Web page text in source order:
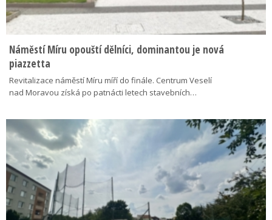
Náměstí Míru opouští dělníci, dominantou je nová
piazzetta
Revitalizace náměstí Míru míří do finále. Centrum Veselí
nad Moravou získá po patnácti letech stavebních…